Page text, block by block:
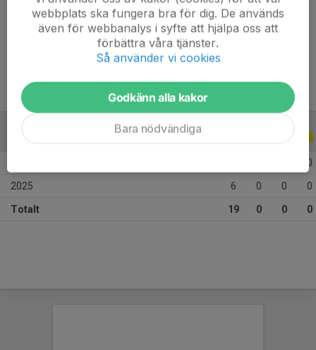
Position
Mittfältare
11 år
0
2025 6 0 0 0
Totalt 19 0 0 0
webbplats ska fungera bra för dig. De används
även för webbanalys i syfte att hjälpa oss att
förbättra våra tjänster.
Så använder vi cookies
Godkänn alla kakor
Bara nödvändiga